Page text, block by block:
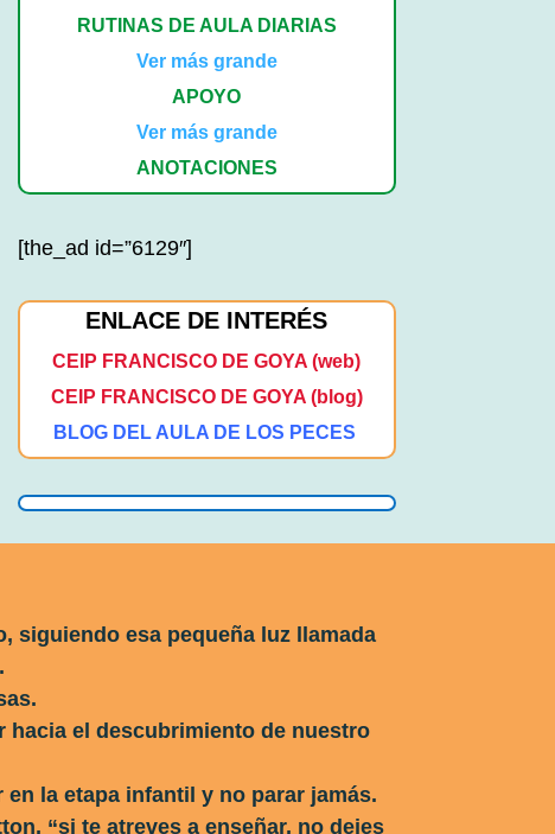
RUTINAS DE AULA DIARIAS
Ver más grande
APOYO
Ver más grande
ANOTACIONES
[the_ad id=”6129″]
ENLACE DE INTERÉS
CEIP FRANCISCO DE GOYA (web)
CEIP FRANCISCO DE GOYA (blog)
BLOG DEL AULA DE LOS PECES
siguiendo esa pequeña luz llamada
hacia el descubrimiento de nuestro
en la etapa infantil y no parar jamás.
“si te atreves a enseñar, no dejes